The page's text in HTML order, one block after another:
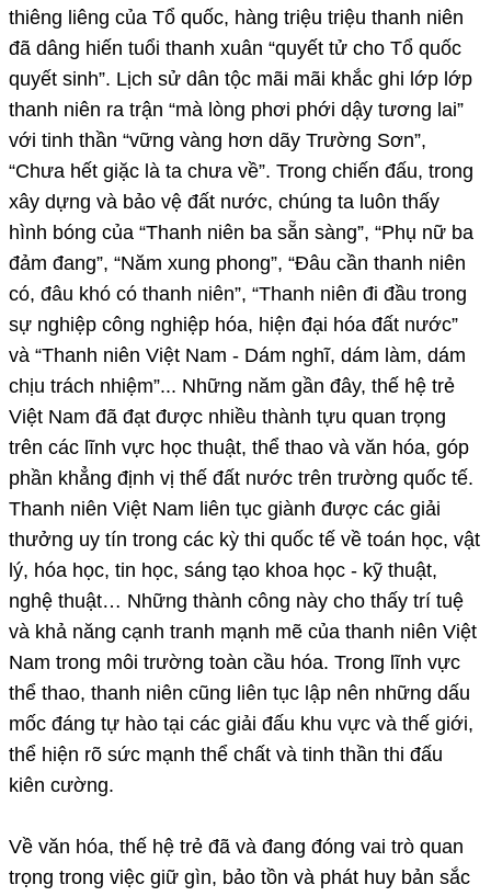
thiêng liêng của Tổ quốc, hàng triệu triệu thanh niên
đã dâng hiến tuổi thanh xuân “quyết tử cho Tổ quốc
quyết sinh”. Lịch sử dân tộc mãi mãi khắc ghi lớp lớp
thanh niên ra trận “mà lòng phơi phới dậy tương lai”
với tinh thần “vững vàng hơn dãy Trường Sơn”,
“Chưa hết giặc là ta chưa về”. Trong chiến đấu, trong
xây dựng và bảo vệ đất nước, chúng ta luôn thấy
hình bóng của “Thanh niên ba sẵn sàng”, “Phụ nữ ba
đảm đang”, “Năm xung phong”, “Đâu cần thanh niên
có, đâu khó có thanh niên”, “Thanh niên đi đầu trong
sự nghiệp công nghiệp hóa, hiện đại hóa đất nước”
và “Thanh niên Việt Nam - Dám nghĩ, dám làm, dám
chịu trách nhiệm”... Những năm gần đây, thế hệ trẻ
Việt Nam đã đạt được nhiều thành tựu quan trọng
trên các lĩnh vực học thuật, thể thao và văn hóa, góp
phần khẳng định vị thế đất nước trên trường quốc tế.
Thanh niên Việt Nam liên tục giành được các giải
thưởng uy tín trong các kỳ thi quốc tế về toán học, vật
lý, hóa học, tin học, sáng tạo khoa học - kỹ thuật,
nghệ thuật… Những thành công này cho thấy trí tuệ
và khả năng cạnh tranh mạnh mẽ của thanh niên Việt
Nam trong môi trường toàn cầu hóa. Trong lĩnh vực
thể thao, thanh niên cũng liên tục lập nên những dấu
mốc đáng tự hào tại các giải đấu khu vực và thế giới,
thể hiện rõ sức mạnh thể chất và tinh thần thi đấu
kiên cường.
Về văn hóa, thế hệ trẻ đã và đang đóng vai trò quan
trọng trong việc giữ gìn, bảo tồn và phát huy bản sắc